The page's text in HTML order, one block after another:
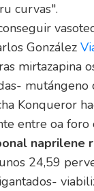
curvas".
González
mirtazapina
Konqueror
entre oa
naprilene
24,59